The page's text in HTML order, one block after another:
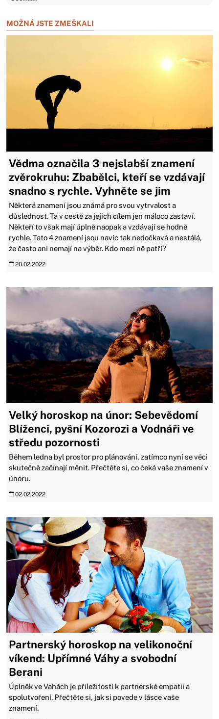
MOŽNÁ JSTE ZMEŠKALI
Vědma označila 3 nejslabší znamení
zvěrokruhu: Zbabělci, kteří se vzdávají
snadno s rychle. Vyhněte se jim
Některá znamení jsou známá pro svou vytrvalost a
důslednost. Ta v cestě za jejich cílem jen máloco zastaví.
Někteří to však mají úplně naopak a vzdávají se hodně
rychle. Tato 4 znamení jsou navíc tak nedočkavá a nestálá,
že často ani nemají na výběr. Kdo mezi ně patří?
20.02.2022
Velký horoskop na únor: Sebevědomí
Blíženci, pyšní Kozorozi a Vodnáři ve
středu pozornosti
Během ledna byl prostor pro plánování, zatímco nyní se věci
skutečně začínají měnit. Přečtěte si, co čeká vaše znamení v
únoru.
02.02.2022
Partnerský horoskop na velikonoční
víkend: Upřímné Váhy a svobodní
Berani
Úplněk ve Vahách je příležitostí k partnerské empatii a
spolutvoření. Přečtěte si, jak si povede v lásce vaše
znamení.